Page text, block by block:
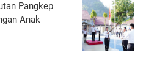
Pangkep
Anak